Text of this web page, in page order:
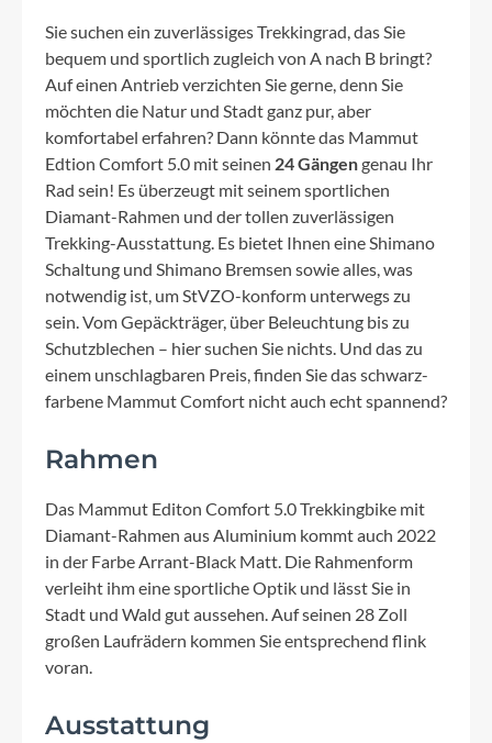
Sie suchen ein zuverlässiges Trekkingrad, das Sie
bequem und sportlich zugleich von A nach B bringt?
Auf einen Antrieb verzichten Sie gerne, denn Sie
möchten die Natur und Stadt ganz pur, aber
komfortabel erfahren? Dann könnte das Mammut
Edtion Comfort 5.0 mit seinen 24 Gängengenau Ihr
Rad sein! Es überzeugt mit seinem sportlichen
Diamant-Rahmen und der tollen zuverlässigen
Trekking-Ausstattung. Es bietet Ihnen eine Shimano
Schaltung und Shimano Bremsen sowie alles, was
notwendig ist, um StVZO-konform unterwegs zu
sein. Vom Gepäckträger, über Beleuchtung bis zu
Schutzblechen – hier suchen Sie nichts. Und das zu
einem unschlagbaren Preis, finden Sie das schwarz-
farbene Mammut Comfort nicht auch echt spannend?
Rahmen
Das Mammut Editon Comfort 5.0 Trekkingbike mit
Diamant-Rahmen aus Aluminium kommt auch 2022
in der Farbe Arrant-Black Matt. Die Rahmenform
verleiht ihm eine sportliche Optik und lässt Sie in
Stadt und Wald gut aussehen. Auf seinen 28 Zoll
großen Laufrädern kommen Sie entsprechend flink
voran.
Ausstattung